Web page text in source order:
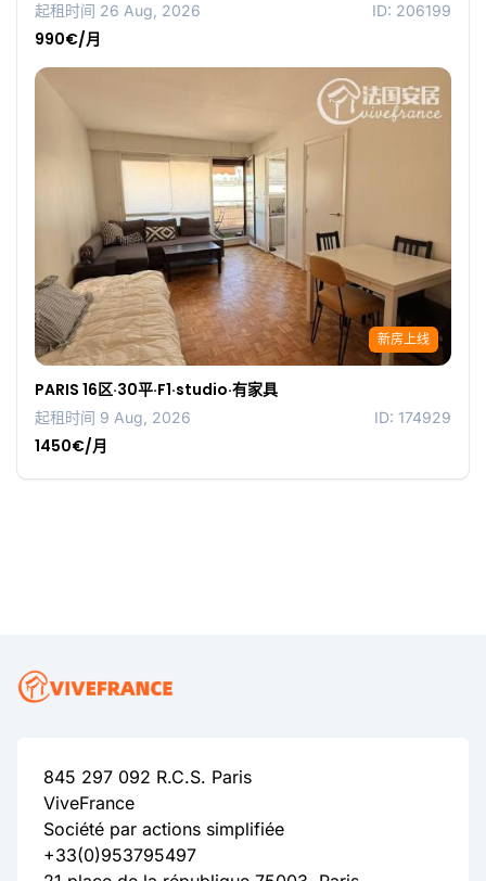
起租时间 26 Aug, 2026 ID: 206199
990€/月
新房上线
PARIS 16区·30平·F1·studio·有家具
起租时间 9 Aug, 2026 ID: 174929
1450€/月
845 297 092 R.C.S. Paris
ViveFrance
Société par actions simplifiée
+33(0)953795497